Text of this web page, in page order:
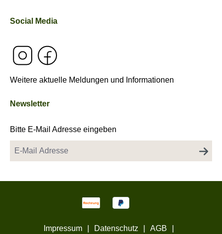
Social Media
Weitere aktuelle Meldungen und Informationen
Newsletter
Bitte E-Mail Adresse eingeben
Impressum Datenschutz AGB